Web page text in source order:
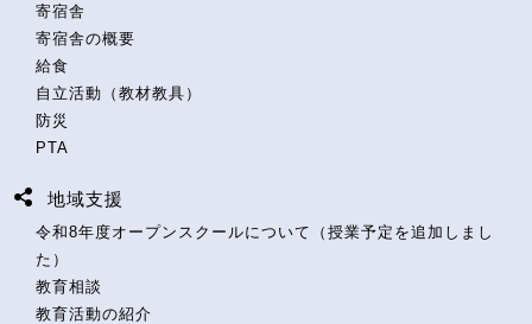
寄宿舎
寄宿舎の概要
給食
自立活動（教材教具）
防災
PTA
地域支援
令和8年度オープンスクールについて（授業予定を追加しまし
た）
教育相談
教育活動の紹介